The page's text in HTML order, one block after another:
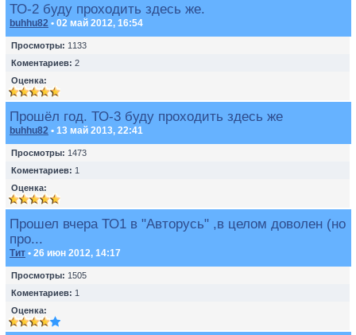
ТО-2 буду проходить здесь же.
buhhu82 • 02 май 2012, 16:54
Просмотры: 1133
Коментариев: 2
Оценка:
Прошёл год. ТО-3 буду проходить здесь же
buhhu82 • 13 май 2013, 22:41
Просмотры: 1473
Коментариев: 1
Оценка:
Прошел вчера ТО1 в "Авторусь" ,в целом доволен (но
про...
Тит • 26 июн 2012, 14:17
Просмотры: 1505
Коментариев: 1
Оценка: